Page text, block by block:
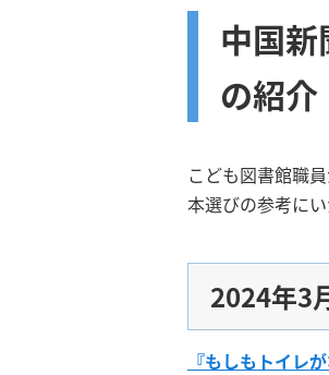
中国
の紹介
こども図書館職
本選びの参考に
2024年3
『もしもトイレ